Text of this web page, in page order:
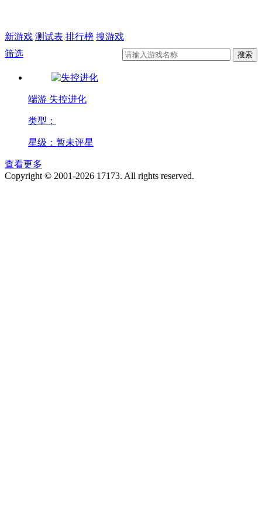
新游戏 测试表 排行榜 搜游戏
筛选
端游 失控进化
类型：
星级：暂未评星
查看更多
Copyright © 2001-2026 17173. All rights reserved.